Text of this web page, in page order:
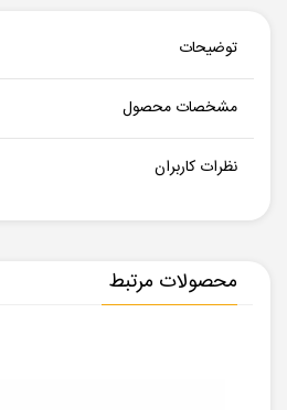
توضیحات
مشخصات محصول
نظرات کاربران
محصولات مرتبط